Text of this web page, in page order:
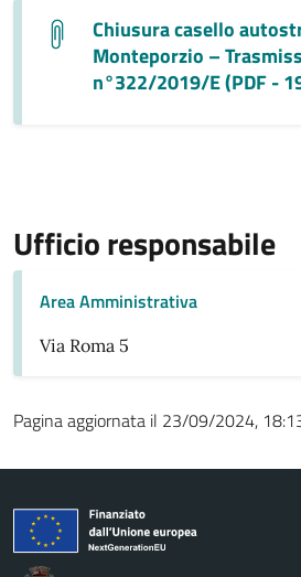
Chiusura casello
Monteporzio –
n°322/2019/E (PDF -
Ufficio responsabile
Area Amministrativa
Via Roma 5
Pagina aggiornata il 23/09/2024,